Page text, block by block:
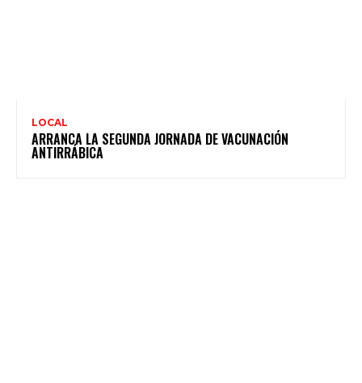
LOCAL
ARRANCA LA SEGUNDA JORNADA DE VACUNACIÓN
ANTIRRÁBICA